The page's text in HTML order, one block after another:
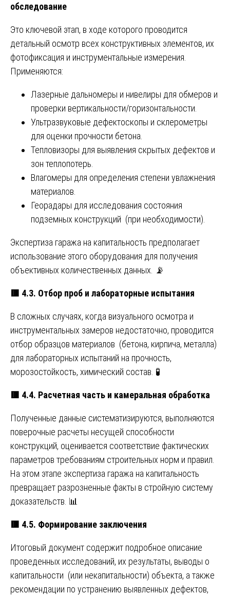
обследование
Это ключевой этап, в ходе которого проводится
детальный осмотр всех конструктивных элементов, их
фотофиксация и инструментальные измерения.
Применяются:
Лазерные дальномеры и нивелиры для обмеров и
проверки вертикальности/горизонтальности.
Ультразвуковые дефектоскопы и склерометры
для оценки прочности бетона.
Тепловизоры для выявления скрытых дефектов и
зон теплопотерь.
Влагомеры для определения степени увлажнения
материалов.
Георадары для исследования состояния
подземных конструкций (при необходимости).
Экспертиза гаража на капитальность предполагает
использование этого оборудования для получения
объективных количественных данных. 📡
🟥 4.3. Отбор проб и лабораторные испытания
В сложных случаях, когда визуального осмотра и
инструментальных замеров недостаточно, проводится
отбор образцов материалов (бетона, кирпича, металла)
для лабораторных испытаний на прочность,
морозостойкость, химический состав. 🧪
🟥 4.4. Расчетная часть и камеральная обработка
Полученные данные систематизируются, выполняются
поверочные расчеты несущей способности
конструкций, оценивается соответствие фактических
параметров требованиям строительных норм и правил.
На этом этапе экспертиза гаража на капитальность
превращает разрозненные факты в стройную систему
доказательств. 📊
🟥 4.5. Формирование заключения
Итоговый документ содержит подробное описание
проведенных исследований, их результаты, выводы о
капитальности (или некапитальности) объекта, а также
рекомендации по устранению выявленных дефектов,